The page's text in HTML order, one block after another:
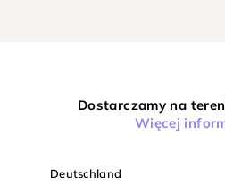
Dostarczamy na
Więcej
Deutschland